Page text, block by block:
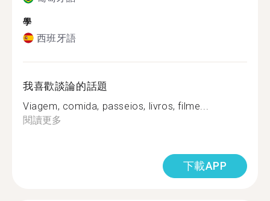
學
西班牙語
我喜歡談論的話題
Viagem, comida, passeios, livros, filme...
閱讀更多
下載APP